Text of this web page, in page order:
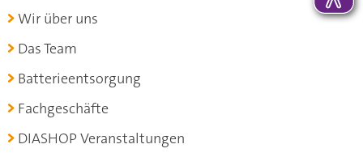
Wir über uns
Das Team
Batterieentsorgung
Fachgeschäfte
DIASHOP Veranstaltungen